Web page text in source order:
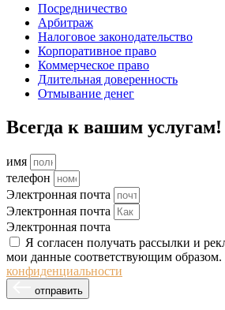
Посредничество
Арбитраж
Налоговое законодательство
Корпоративное право
Коммерческое право
Длительная доверенность
Отмывание денег
Всегда к вашим услугам!
имя
телефон
Электронная почта
Электронная почта
Электронная почта
Я согласен получать рассылки и
мои данные соответствующим образом.
конфиденциальности
отправить